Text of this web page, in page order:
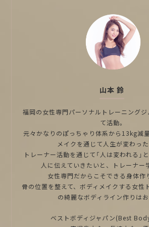
山本 鈴
福岡の女性専門パーソナルトレーニング
て活動。
元々かなりのぽっちゃり体系から13kg減
メイクを通じて人生が変わった
トレーナー活動を通じて「人は変われる」
人に伝えていきたいと、トレーナー
女性専門だからこそできる身体作
骨の位置を整えて、ボディメイクする女性
の綺麗なボディライン作りはお
ベストボディジャパン(Best